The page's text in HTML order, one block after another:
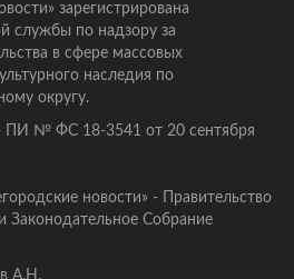
зарегистрирована
службы по надзору за
в сфере массовых
наследия по
округу.
ПИ № ФС 18-3541 от 20 сентября
новости» - Правительство
Законодательное Собрание